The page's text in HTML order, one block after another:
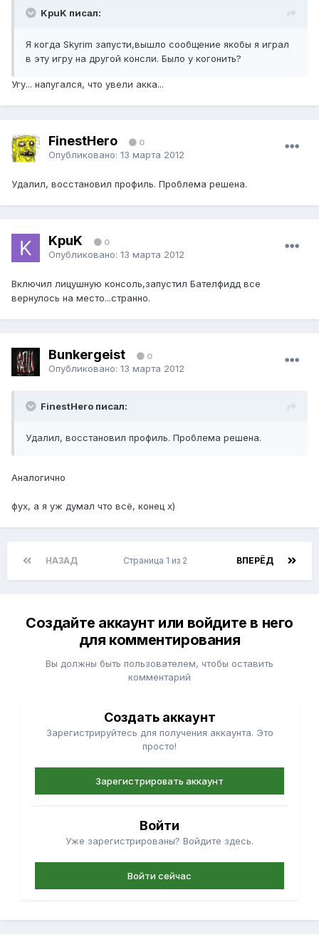
KpuK писал:
Я когда Skyrim запусти,вышло сообщение якобы я играл
в эту игру на другой консли. Было у когонить?
Угу... напугался, что увели акка...
FinestHero 0
Опубликовано: 13 марта 2012
Удалил, восстановил профиль. Проблема решена.
KpuK 0
Опубликовано: 13 марта 2012
Включил лицушную консоль,запустил Бателфидд все
вернулось на место...странно.
Bunkergeist 0
Опубликовано: 13 марта 2012
FinestHero писал:
Удалил, восстановил профиль. Проблема решена.
Аналогично
фух, а я уж думал что всё, конец х)
НАЗАД ВПЕРЁД
Страница 1 из 2
Создайте аккаунт или войдите в него
для комментирования
Вы должны быть пользователем, чтобы оставить
комментарий
Создать аккаунт
Зарегистрируйтесь для получения аккаунта. Это
просто!
Зарегистрировать аккаунт
Войти
Уже зарегистрированы? Войдите здесь.
Войти сейчас